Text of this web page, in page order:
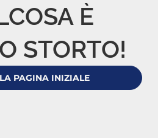
È
STORTO!
PAGINA INIZIALE